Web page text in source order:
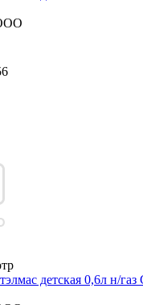
детская 0,6л н/